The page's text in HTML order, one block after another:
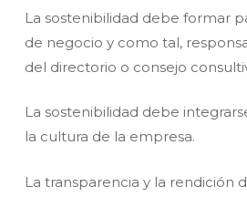
La sostenibilidad debe formar
de negocio y como tal,
del directorio o consejo
La sostenibilidad debe
la cultura de la empresa.
La transparencia y la rendición